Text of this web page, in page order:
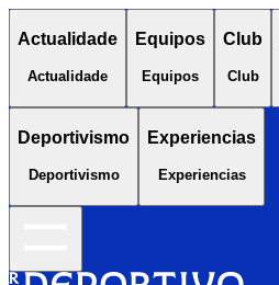
Actualidade
Actualidade
Equipos
Equipos
Club
Club
Deportivismo
Deportivismo
Experiencias
Experiencias